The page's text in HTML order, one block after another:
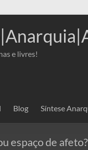
e livres!
Blog Síntese
espaço de afeto?